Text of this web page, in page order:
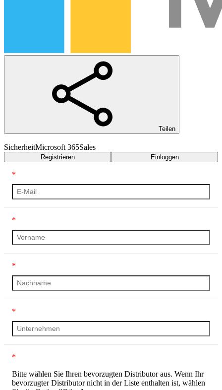
Teilen
SicherheitMicrosoft 365Sales
Registrieren Einloggen
*
*
*
*
*
Bitte wählen Sie Ihren bevorzugten Distributor aus. Wenn Ihr
bevorzugter Distributor nicht in der Liste enthalten ist, wählen